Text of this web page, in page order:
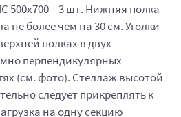
500x700 – 3 шт. Нижняя полка
не более чем на 30 см. Уголки
полках в двух
перпендикулярных
(см. фото). Стеллаж высотой
следует прикреплять к
на одну секцию